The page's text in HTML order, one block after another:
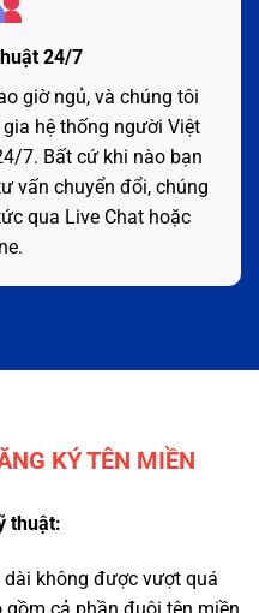
24/7
giờ ngủ, và chúng tôi
hệ thống người Việt
7. Bất cứ khi nào bạn
vấn chuyển đổi, chúng
qua Live Chat hoặc
KÝ TÊN MIỀN
thuật:
dài không được vượt quá